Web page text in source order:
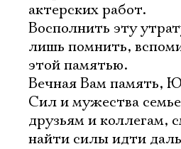
актерских работ.
Восполнить эту
лишь помнить,
этой памятью.
Вечная Вам память,
Сил и мужества
друзьям и коллегам,
найти силы идти